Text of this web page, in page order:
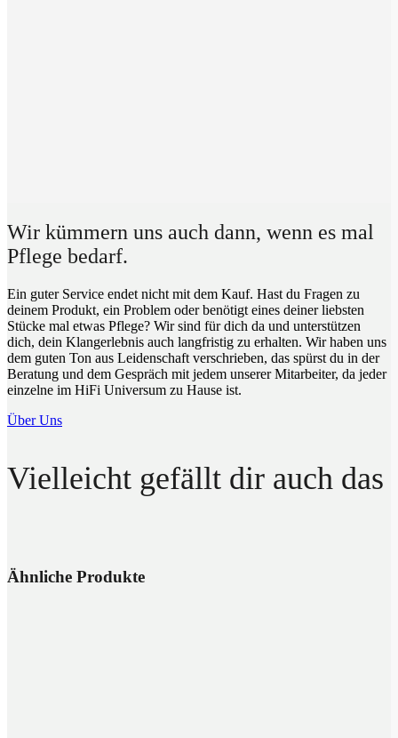
Wir kümmern uns auch dann, wenn es mal
Pflege bedarf.
Ein guter Service endet nicht mit dem Kauf. Hast du Fragen zu
deinem Produkt, ein Problem oder benötigt eines deiner liebsten
Stücke mal etwas Pflege? Wir sind für dich da und unterstützen
dich, dein Klangerlebnis auch langfristig zu erhalten. Wir haben uns
dem guten Ton aus Leidenschaft verschrieben, das spürst du in der
Beratung und dem Gespräch mit jedem unserer Mitarbeiter, da jeder
einzelne im HiFi Universum zu Hause ist.
Über Uns
Vielleicht gefällt dir auch das
Ähnliche Produkte